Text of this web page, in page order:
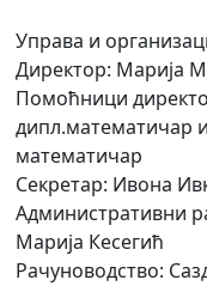
Управа и
Директор: Марија
Помоћници
дипл.математичар
математичар
Секретар: Ивона
Административни
Марија Кесегић
Рачуноводство: